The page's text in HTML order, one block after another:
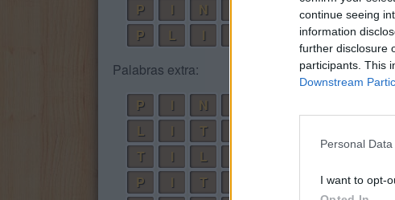
continue seeing
information
further disclosure
participants. This
Downstream
Personal
I want to opt-
P
N
P
L
O
Palabras extra:
P
N
L
T
T
L
P
T